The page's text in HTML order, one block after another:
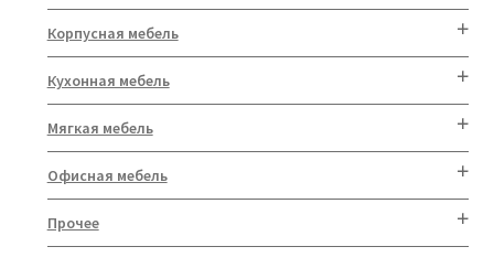
Корпусная мебель
Кухонная мебель
Мягкая мебель
Офисная мебель
Прочее